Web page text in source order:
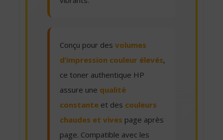
Conçu pour des volumes
d’impression couleur élevés,
ce toner authentique HP
assure une qualité
constanteet des couleurs
chaudes et vives page après
page. Compatible avec les